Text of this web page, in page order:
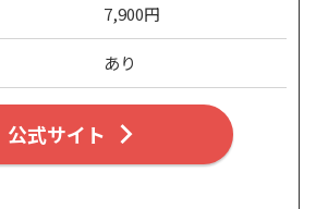
7,900円
あり
公式サイト